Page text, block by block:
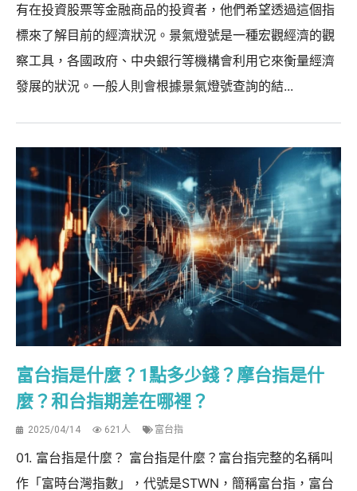
有在投資股票等金融商品的投資者，他們希望透過這個指
標來了解目前的經濟狀況。景氣燈號是一種宏觀經濟的觀
察工具，各國政府、中央銀行等機構會利用它來衡量經濟
發展的狀況。一般人則會根據景氣燈號查詢的結...
富台指是什麼？1點多少錢？摩台指是什
麼？和台指期差在哪裡？
2025/04/14 621人 富台指
01. 富台指是什麼？ 富台指是什麼？富台指完整的名稱叫
作「富時台灣指數」，代號是STWN，簡稱富台指，富台